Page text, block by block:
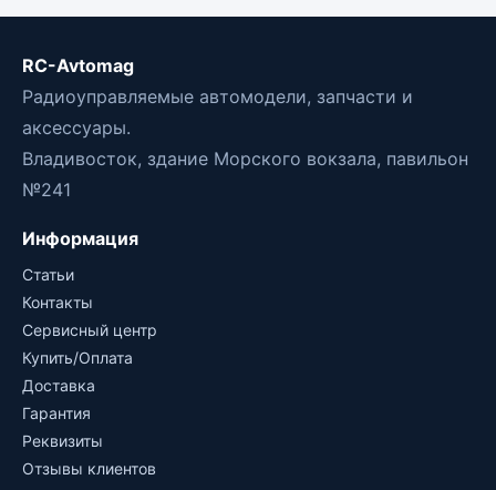
RC-Avtomag
Радиоуправляемые автомодели, запчасти и
аксессуары.
Владивосток, здание Морского вокзала, павильон
№241
Информация
Статьи
Контакты
Сервисный центр
Купить/Оплата
Доставка
Гарантия
Реквизиты
Отзывы клиентов